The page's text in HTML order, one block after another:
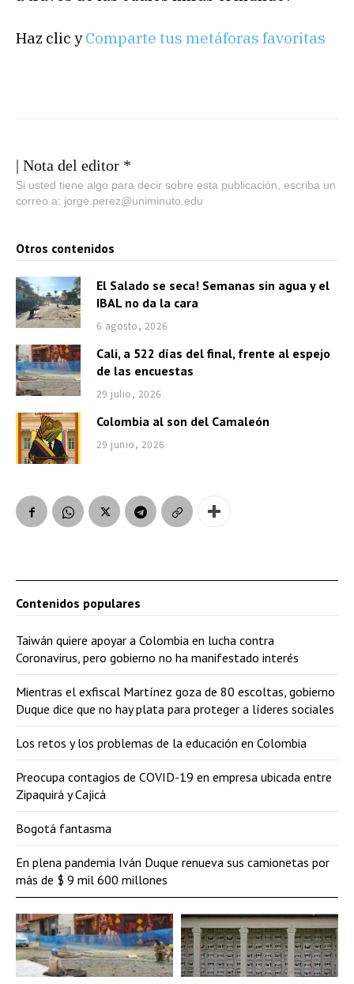
Haz clic yComparte tus metáforas favoritas
| Nota del editor *
Si usted tiene algo para decir sobre esta publicación, escriba un
correo a: jorge.perez@uniminuto.edu
Otros contenidos
El Salado se seca! Semanas sin agua y el
IBAL no da la cara
6 agosto, 2026
Cali, a 522 días del final, frente al espejo
de las encuestas
29 julio, 2026
Colombia al son del Camaleón
29 junio, 2026
Contenidos populares
Taiwán quiere apoyar a Colombia en lucha contra
Coronavirus, pero gobierno no ha manifestado interés
Mientras el exfiscal Martínez goza de 80 escoltas, gobierno
Duque dice que no hay plata para proteger a líderes sociales
Los retos y los problemas de la educación en Colombia
Preocupa contagios de COVID-19 en empresa ubicada entre
Zipaquirá y Cajicá
Bogotá fantasma
En plena pandemia Iván Duque renueva sus camionetas por
más de $ 9 mil 600 millones